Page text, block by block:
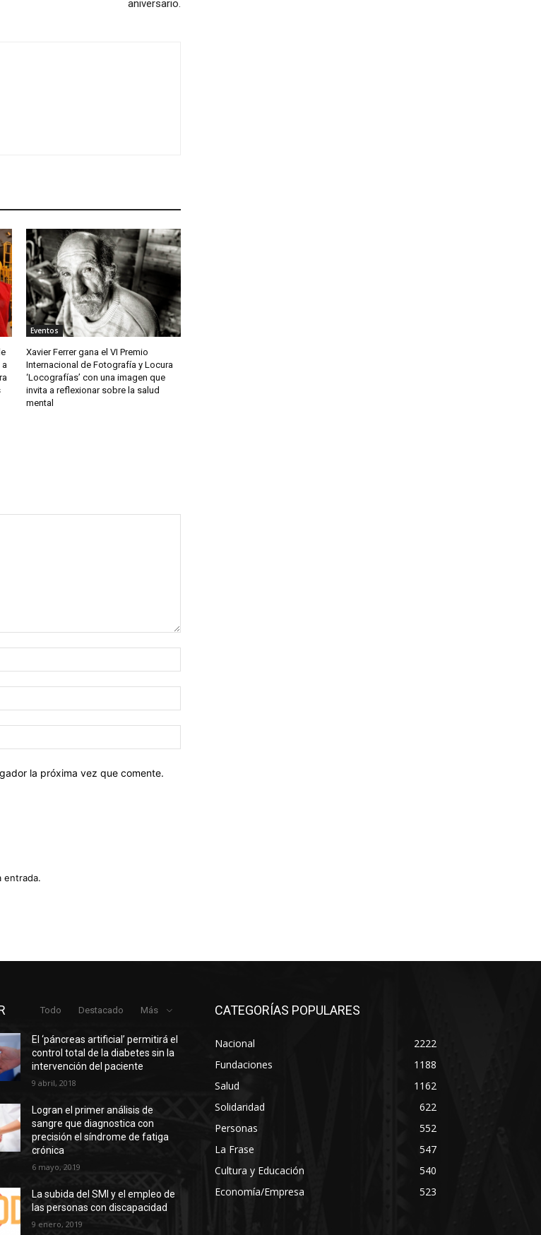
aniversario.
a
Eventos
Xavier Ferrer gana el VI Premio
Internacional de Fotografía y Locura
‘Locografías’ con una imagen que
invita a reflexionar sobre la salud
mental
electrónico:*
web:
la próxima vez que comente.
entrada.
Todo Destacado Más
El ‘páncreas artificial’ permitirá el
control total de la diabetes sin la
intervención del paciente
9 abril, 2018
Logran el primer análisis de
sangre que diagnostica con
precisión el síndrome de fatiga
crónica
6 mayo, 2019
La subida del SMI y el empleo de
las personas con discapacidad
9 enero, 2019
CATEGORÍAS POPULARES
Nacional
2222
Fundaciones
1188
Salud
1162
Solidaridad
622
Personas
552
La Frase
547
Cultura y Educación
540
Economía/Empresa
523